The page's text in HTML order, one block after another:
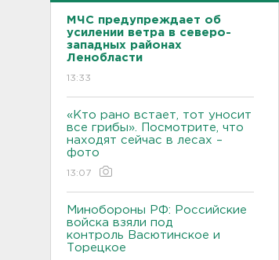
МЧС предупреждает об
усилении ветра в северо-
западных районах
Ленобласти
13:33
«Кто рано встает, тот уносит
все грибы». Посмотрите, что
находят сейчас в лесах –
фото
13:07
Минобороны РФ: Российские
войска взяли под
контроль Васютинское и
Торецкое